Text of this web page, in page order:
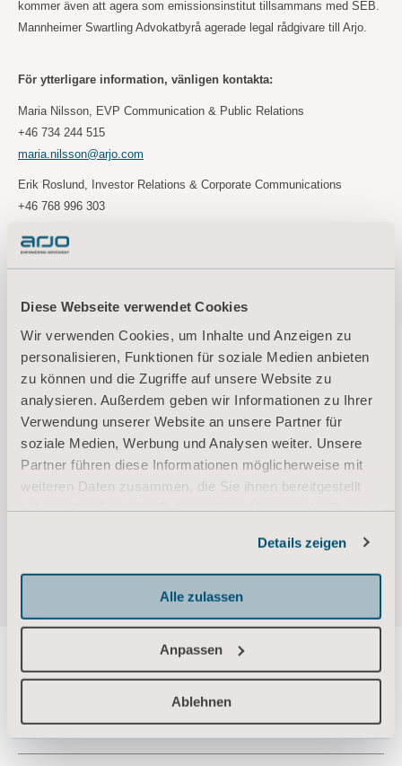
Diese Webseite verwendet Cookies
Wir verwenden Cookies, um Inhalte und Anzeigen zu
personalisieren, Funktionen für soziale Medien anbieten
zu können und die Zugriffe auf unsere Website zu
analysieren. Außerdem geben wir Informationen zu Ihrer
Verwendung unserer Website an unsere Partner für
soziale Medien, Werbung und Analysen weiter. Unsere
Partner führen diese Informationen möglicherweise mit
weiteren Daten zusammen, die Sie ihnen bereitgestellt
Details zeigen
Alle zulassen
Anpassen
Ablehnen
kommer även att agera som emissionsinstitut tillsammans med SEB.
Mannheimer Swartling Advokatbyrå agerade legal rådgivare till Arjo.
För ytterligare information, vänligen kontakta:
Maria Nilsson, EVP Communication & Public Relations
+46 734 244 515
maria.nilsson@arjo.com
Erik Roslund, Investor Relations & Corporate Communications
+46 768 996 303
vårdmiljöer är en central del av att erbjuda vård av hög kvalitet. Våra
produkter och lösningar för patientförflyttning, hygien, desinfektion,
diagnostik, behandling av bensår, förebyggande av trycksår och
ventrombos samt våra sjukvårdssängar, är utformade för att främja
mobilitet, säkerhet och värdighet i alla vårdsituationer. Med över 65
års erfarenhet av att förbättra vardagen för patienter och vårdgivare,
och ett globalt team på cirka 7 000 personer arbetar vi ständigt för att
skapa bättre resultat för människor som möter utmaningar inom
mobilitet.
About us